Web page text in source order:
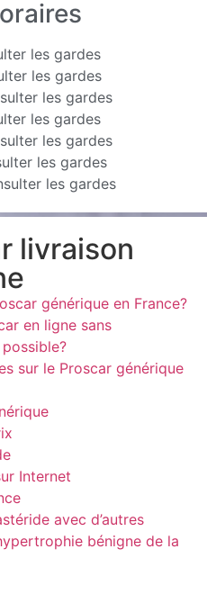
les gardes
les gardes
les gardes
les gardes
les gardes
les gardes
les gardes
livraison
générique en France?
en ligne sans
sur le Proscar générique
Internet
avec d’autres
bénigne de la